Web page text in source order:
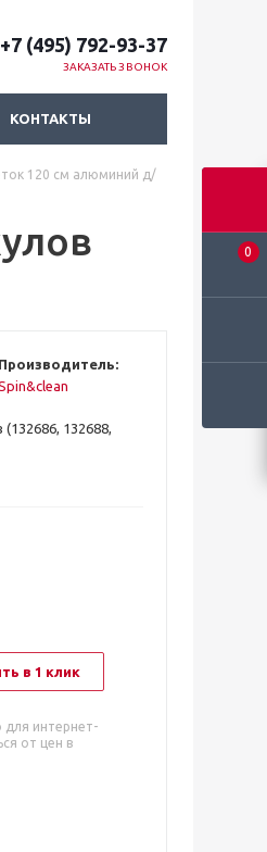
0
+7 (495) 792-93-37
ЗАКАЗАТЬ ЗВОНОК
КОНТАКТЫ
120 см алюминий д/
Производитель:
132688,
в 1 клик
для интернет-
от цен в